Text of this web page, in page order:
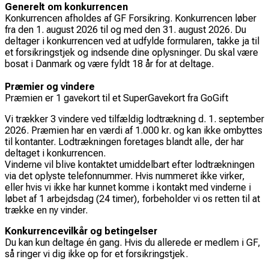
Generelt om konkurrencen
Konkurrencen afholdes af GF Forsikring. Konkurrencen løber
fra den 1. august 2026 til og med den 31. august 2026. Du
deltager i konkurrencen ved at udfylde formularen, takke ja til
et forsikringstjek og indsende dine oplysninger. Du skal være
bosat i Danmark og være fyldt 18 år for at deltage.
Præmier og vindere
Præmien er 1 gavekort til et SuperGavekort fra GoGift
Vi trækker 3 vindere ved tilfældig lodtrækning d. 1. september
2026. Præmien har en værdi af 1.000 kr. og kan ikke ombyttes
til kontanter. Lodtrækningen foretages blandt alle, der har
deltaget i konkurrencen.
Vinderne vil blive kontaktet umiddelbart efter lodtrækningen
via det oplyste telefonnummer. Hvis nummeret ikke virker,
eller hvis vi ikke har kunnet komme i kontakt med vinderne i
løbet af 1 arbejdsdag (24 timer), forbeholder vi os retten til at
trække en ny vinder.
Konkurrencevilkår og betingelser
Du kan kun deltage én gang. Hvis du allerede er medlem i GF,
så ringer vi dig ikke op for et forsikringstjek.